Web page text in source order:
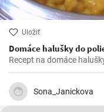
Uložiť
Domáce halušky do
Recept na domáce
Sona_Janickova